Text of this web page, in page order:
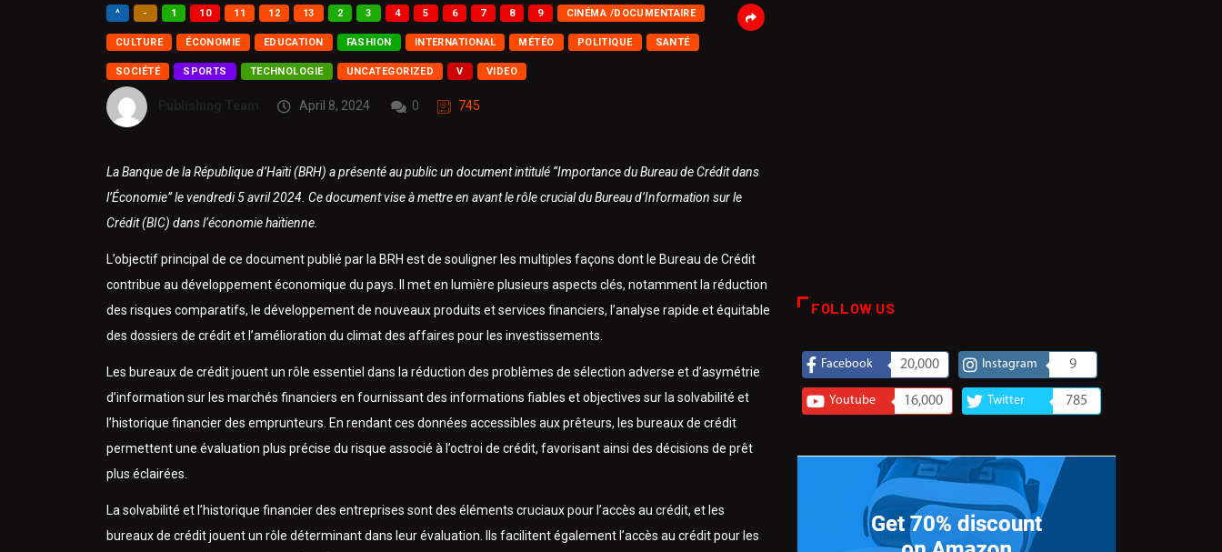
^ - 1 10 11 12 13 2 3 4 5 6 7 8 9 CINÉMA /DOCUMENTAIRE
CULTURE ÉCONOMIE EDUCATION FASHION INTERNATIONAL MÉTÉO POLITIQUE SANTÉ
SOCIÉTÉ SPORTS TECHNOLOGIE UNCATEGORIZED V VIDEO
April 8, 2024 0 745
La Banque de la République d’Haïti (BRH) a présenté au public un document intitulé “Importance du Bureau de Crédit dans
l’Économie” le vendredi 5 avril 2024. Ce document vise à mettre en avant le rôle crucial du Bureau d’Information sur le
Crédit (BIC) dans l’économie haïtienne.
L’objectif principal de ce document publié par la BRH est de souligner les multiples façons dont le Bureau de Crédit
contribue au développement économique du pays. Il met en lumière plusieurs aspects clés, notamment la réduction
des risques comparatifs, le développement de nouveaux produits et services financiers, l’analyse rapide et équitable
des dossiers de crédit et l’amélioration du climat des affaires pour les investissements.
Les bureaux de crédit jouent un rôle essentiel dans la réduction des problèmes de sélection adverse et d’asymétrie
d’information sur les marchés financiers en fournissant des informations fiables et objectives sur la solvabilité et
l’historique financier des emprunteurs. En rendant ces données accessibles aux prêteurs, les bureaux de crédit
permettent une évaluation plus précise du risque associé à l’octroi de crédit, favorisant ainsi des décisions de prêt
plus éclairées.
La solvabilité et l’historique financier des entreprises sont des éléments cruciaux pour l’accès au crédit, et les
bureaux de crédit jouent un rôle déterminant dans leur évaluation. Ils facilitent également l’accès au crédit pour les
FOLLOW US
Facebook 20,000 Instagram 9
Youtube 16,000 Twitter 785